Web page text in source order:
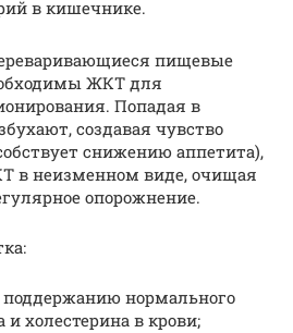
в кишечнике.
пищевые
ЖКТ для
Попадая в
создавая чувство
снижению аппетита),
в неизменном виде, очищая
опорожнение.
поддержанию нормального
и холестерина в крови;